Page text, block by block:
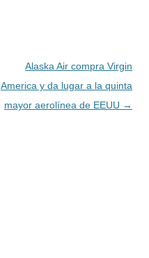
Alaska Air compra Virgin
America y da lugar a la quinta
mayor aerolínea de EEUU →